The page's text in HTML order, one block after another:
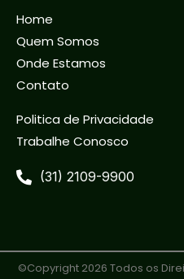
Home
Quem Somos
Onde Estamos
Contato
Politica de Privacidade
Trabalhe Conosco
(31) 2109-9900
©Copyright 2026 Todos os